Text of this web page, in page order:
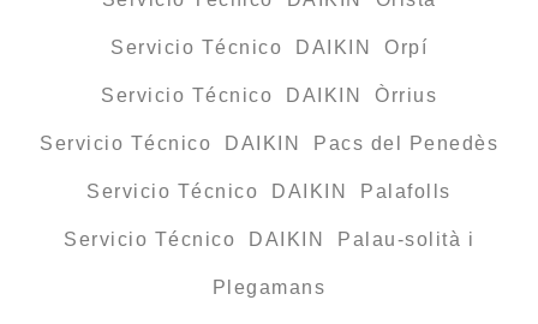
Servicio Técnico DAIKIN Orpí
Servicio Técnico DAIKIN Òrrius
Servicio Técnico DAIKIN Pacs del Penedès
Servicio Técnico DAIKIN Palafolls
Servicio Técnico DAIKIN Palau-solità i
Plegamans